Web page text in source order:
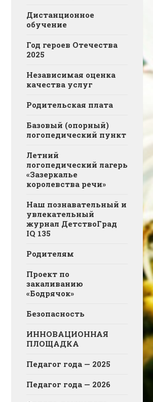
Дистанционное
обучение
Год героев Отечества
2025
Независимая оценка
качества услуг
Родительская плата
Базовый (опорный)
логопедический пункт
Летний
логопедический лагерь
«Зазеркалье
королевства речи»
Наш познавательный и
увлекательный
журнал ДетствоГрад
IQ 135
Родителям
Проект по
закаливанию
«Бодрячок»
Безопасность
ИННОВАЦИОННАЯ
ПЛОЩАДКА
Педагог года — 2025
Педагог года — 2026